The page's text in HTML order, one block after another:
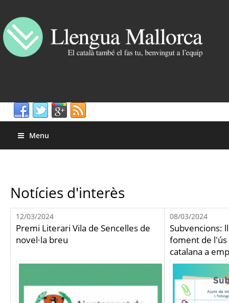
Menu
Notícies d'interès
12/03/2024
Premi Literari Vila de Sencelles de
novel·la breu
08/03/2024
Subvencions:
foment de l'ús
catalana a